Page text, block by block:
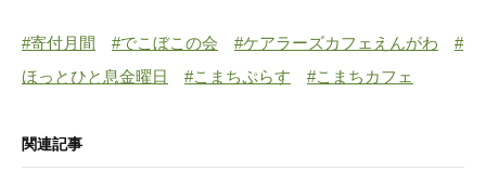
#寄付月間 #でこぼこの会 #ケアラーズカフェえんがわ
#
ほっとひと息金曜日
#こまちぷらす #こまちカフェ
関連記事